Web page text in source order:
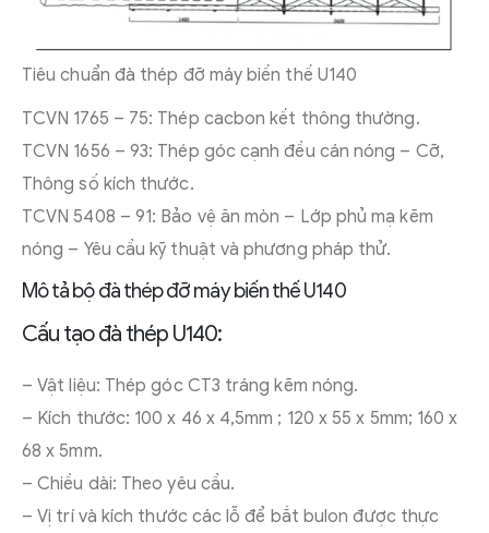
Tiêu chuẩn đà thép đỡ máy biến thế U140
TCVN 1765 – 75: Thép cacbon kết thông thường.
TCVN 1656 – 93: Thép góc cạnh đều cán nóng – Cỡ,
Thông số kích thước.
TCVN 5408 – 91: Bảo vệ ăn mòn – Lớp phủ mạ kẽm
nóng – Yêu cầu kỹ thuật và phương pháp thử.
Mô tả bộ đà thép đỡ máy biến thế U140
Cấu tạo đà thép U140:
– Vật liệu: Thép góc CT3 tráng kẽm nóng.
– Kích thước: 100 x 46 x 4,5mm ; 120 x 55 x 5mm; 160 x
68 x 5mm.
– Chiều dài: Theo yêu cầu.
– Vị trí và kích thước các lỗ để bắt bulon được thực